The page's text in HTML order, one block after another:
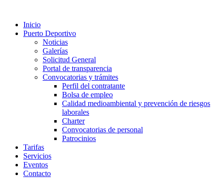
Inicio
Puerto Deportivo
Noticias
Galerías
Solicitud General
Portal de transparencia
Convocatorias y trámites
Perfil del contratante
Bolsa de empleo
Calidad medioambiental y prevención de riesgos
laborales
Charter
Convocatorias de personal
Patrocinios
Tarifas
Servicios
Eventos
Contacto